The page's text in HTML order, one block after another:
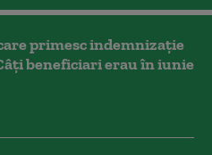
primesc indemnizaţie
beneficiari erau în iunie